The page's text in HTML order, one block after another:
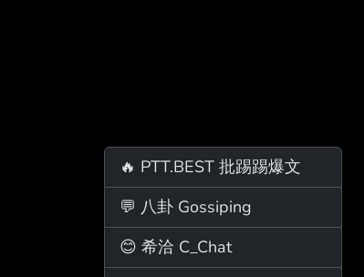
🔥 PTT.BEST 批踢踢爆文
💬 八卦 Gossiping
😊 希洽 C_Chat